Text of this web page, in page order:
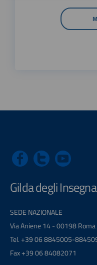
Gilda degli
SEDE NAZIONALE
Via Aniene 14 - 00198 Roma
Tel. +39 06 8845005-
Fax +39 06 84082071